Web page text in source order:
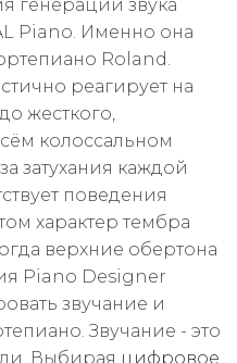
генерации звука
Piano. Именно она
Roland.
реагирует на
жесткого,
колоссальном
затухания каждой
поведения
характер тембра
верхние обертона
Piano Designer
звучание и
Звучание - это
Выбирая цифровое